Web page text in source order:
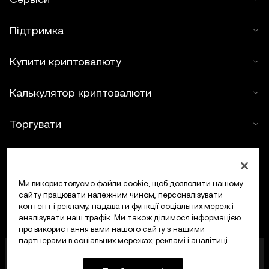
Підтримка
Купити криптовалюту
Калькулятор криптовалюти
Торгувати
назвою OKX, тепер є криптоактивною торгівельною
Ми використовуємо файли cookie, щоб дозволити нашому
сайту працювати належним чином, персоналізувати
контент і рекламу, надавати функції соціальних мереж і
аналізувати наш трафік. Ми також ділимося інформацією
про використання вами нашого сайту з нашими
партнерами в соціальних мережах, рекламі і аналітиці.